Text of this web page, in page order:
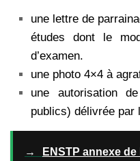
une lettre de
études dont le
d’examen.
une photo 4×4 à
une autorisation
publics) délivrée par
→
ENSTP annexe